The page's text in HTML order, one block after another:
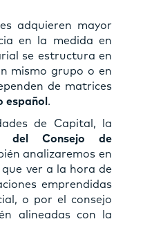
adquieren mayor
en la medida en
se estructura en
mismo grupo o en
de matrices
español .
de Capital, la
del Consejo de
analizaremos en
ver a la hora de
emprendidas
o por el consejo
alineadas con la